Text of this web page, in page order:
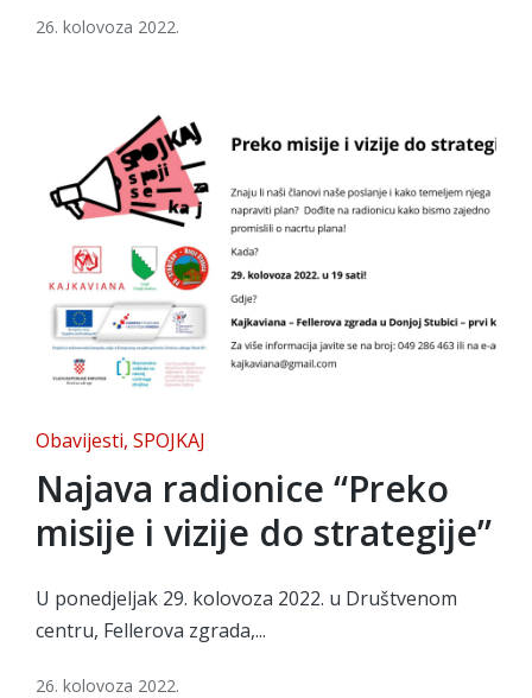
26. kolovoza 2022.
Posted
in
Obavijesti SPOJKAJ
Najava radionice “Preko
misije i vizije do strategije”
U ponedjeljak 29. kolovoza 2022. u Društvenom
centru, Fellerova zgrada,...
26. kolovoza 2022.